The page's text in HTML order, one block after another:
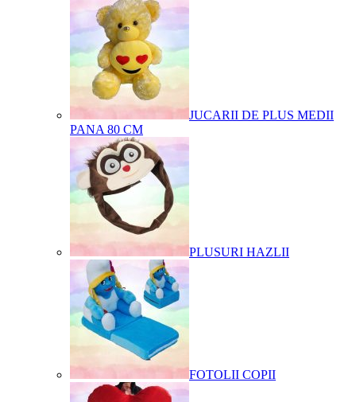
JUCARII DE PLUS MEDII
PANA 80 CM
PLUSURI HAZLII
FOTOLII COPII